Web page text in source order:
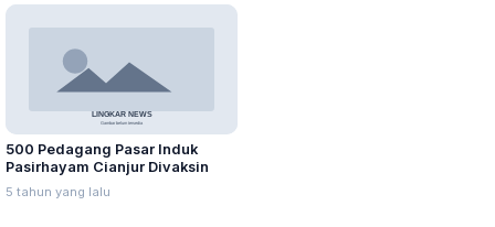
500 Pedagang Pasar Induk
Pasirhayam Cianjur Divaksin
5 tahun yang lalu